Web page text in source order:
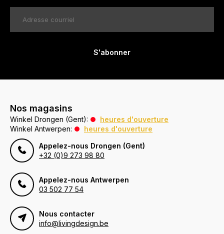
S'abonner
Nos magasins
Winkel Drongen (Gent):
heures d'ouverture
Winkel Antwerpen:
heures d'ouverture
Appelez-nous Drongen (Gent)
+32 (0)9 273 98 80
Appelez-nous Antwerpen
03 502 77 54
Nous contacter
info@livingdesign.be